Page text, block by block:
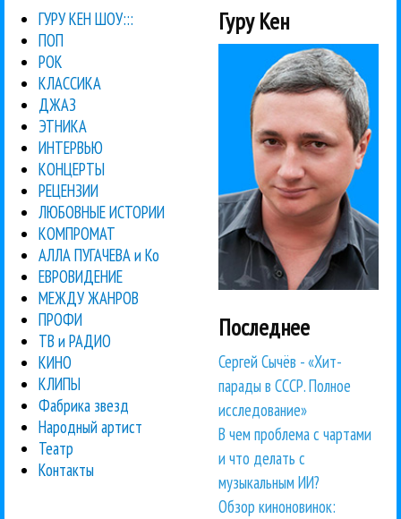
ГУРУ КЕН ШОУ:::
ПОП
РОК
КЛАССИКА
ДЖАЗ
ЭТНИКА
ИНТЕРВЬЮ
КОНЦЕРТЫ
РЕЦЕНЗИИ
ЛЮБОВНЫЕ ИСТОРИИ
КОМПРОМАТ
АЛЛА ПУГАЧЕВА и Ко
ЕВРОВИДЕНИЕ
МЕЖДУ ЖАНРОВ
ПРОФИ
ТВ и РАДИО
КИНО
КЛИПЫ
Фабрика звезд
Народный артист
Театр
Контакты
Гуру Кен
Последнее
Сергей Сычёв - «Хит-
парады в СССР. Полное
исследование»
В чем проблема с чартами
и что делать с
музыкальным ИИ?
Обзор киноновинок: